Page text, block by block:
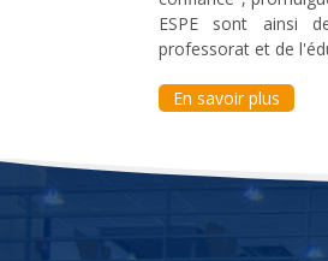
ESPE sont ainsi
professorat et de
En savoir plus